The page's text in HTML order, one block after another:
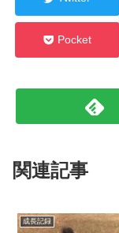
Pocket
関連記事
成長記録